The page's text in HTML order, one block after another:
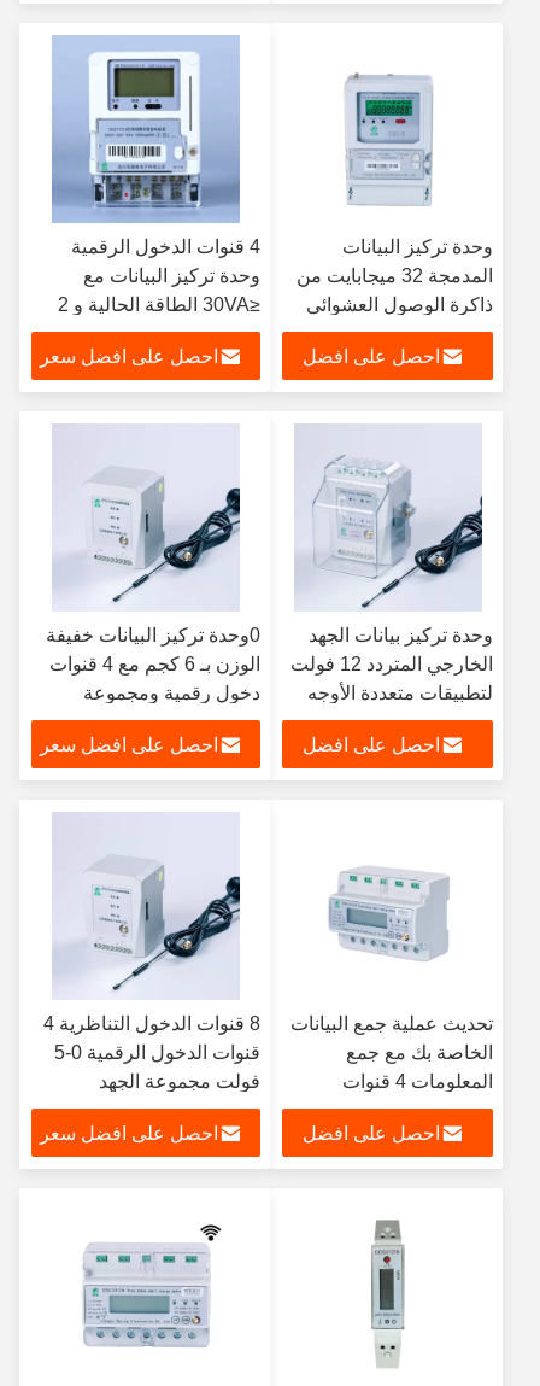
وحدة تركيز البيانات
المدمجة 32 ميجابايت من
ذاكرة الوصول العشوائي
لتخزين البيانات لجمع
البياناتاحصل على افضل
4 قنوات الدخول الرقمية
وحدة تركيز البيانات مع
≤30VA الطاقة الحالية و 2
رطل الوزن
احصل على افضل سعر
وحدة تركيز بيانات الجهد
الخارجي المتردد 12 فولت
لتطبيقات متعددة الأوجه
احصل على افضل
0وحدة تركيز البيانات خفيفة
الوزن بـ 6 كجم مع 4 قنوات
دخول رقمية ومجموعة
واسعة من الجهد المدخل من
احصل على افضل سعر
تحديث عملية جمع البيانات
الخاصة بك مع جمع
المعلومات 4 قنوات
الدخول الرقمية و 70٪
130٪ Un نطاق الجهد
احصل على افضل
8 قنوات الدخول التناظرية 4
قنوات الدخول الرقمية 0-5
فولت مجموعة الجهد
الخارجي وحدة تركيز البيانات
لنقل البيانات السريع
احصل على افضل سعر